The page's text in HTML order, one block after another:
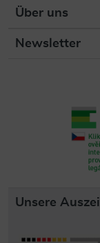
Über uns
Newsletter
Unsere